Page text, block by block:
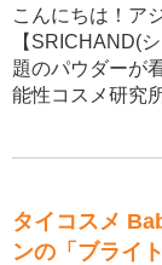
こんにちは！ア
【SRICHAND(
題のパウダーが
能性コスメ研究
タイコスメ
ンの「ブライ